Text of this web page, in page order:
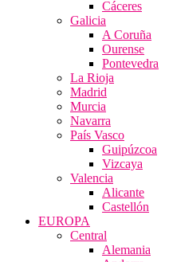
Cáceres
Galicia
A Coruña
Ourense
Pontevedra
La Rioja
Madrid
Murcia
Navarra
País Vasco
Guipúzcoa
Vizcaya
Valencia
Alicante
Castellón
EUROPA
Central
Alemania